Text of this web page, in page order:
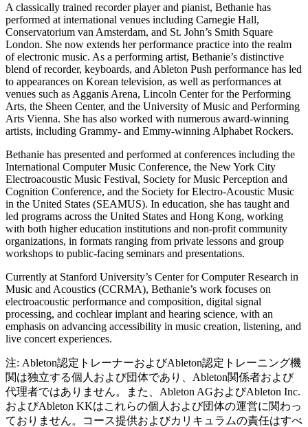
A classically trained recorder player and pianist, Bethanie has
performed at international venues including Carnegie Hall,
Conservatorium van Amsterdam, and St. John’s Smith Square
London. She now extends her performance practice into the realm
of electronic music. As a performing artist, Bethanie’s distinctive
blend of recorder, keyboards, and Ableton Push performance has led
to appearances on Korean television, as well as performances at
venues such as Agganis Arena, Lincoln Center for the Performing
Arts, the Sheen Center, and the University of Music and Performing
Arts Vienna. She has also worked with numerous award-winning
artists, including Grammy- and Emmy-winning Alphabet Rockers.
Bethanie has presented and performed at conferences including the
International Computer Music Conference, the New York City
Electroacoustic Music Festival, Society for Music Perception and
Cognition Conference, and the Society for Electro-Acoustic Music
in the United States (SEAMUS). In education, she has taught and
led programs across the United States and Hong Kong, working
with both higher education institutions and non-profit community
organizations, in formats ranging from private lessons and group
workshops to public-facing seminars and presentations.
Currently at Stanford University’s Center for Computer Research in
Music and Acoustics (CCRMA), Bethanie’s work focuses on
electroacoustic performance and composition, digital signal
processing, and cochlear implant and hearing science, with an
emphasis on advancing accessibility in music creation, listening, and
live concert experiences.
注: Ableton認定トレーナーおよびAbleton認定トレーニング機
関は独立する個人および団体であり、Ableton関係者および
代理者ではありません。また、Ableton AGおよびAbleton Inc.
およびAbleton KKはこれらの個人および団体の運営に関わっ
ておりません。コース提供およびカリキュラムの責任はすべ